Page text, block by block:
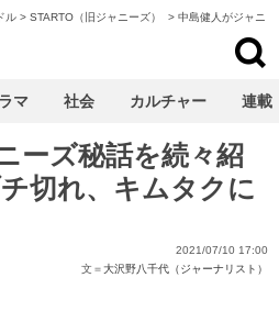
ル > STARTO（旧ジャニーズ） > 中島健人がジャニ
ーズ秘話を続々紹
切れ、キムタクに
2021/07/10 17:00
文＝大沢野八千代（ジャーナリスト）
マ 社会 カルチャー 連載